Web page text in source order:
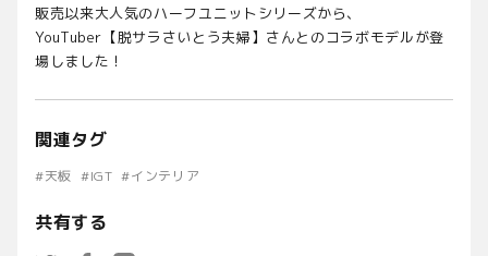
販売以来大人気のハーフユニットシリーズから、
YouTuber【脱サラさいとう夫婦】さんとのコラボモデルが登
場しました！
関連タグ
#天板 #IGT #インテリア
共有する